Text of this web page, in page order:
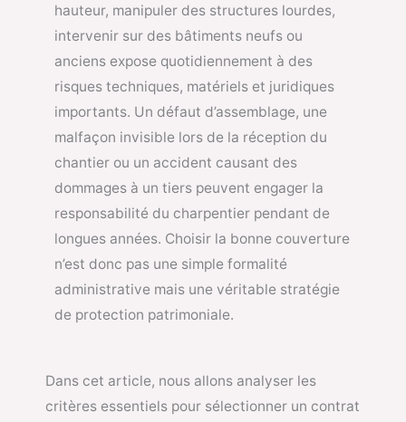
hauteur, manipuler des structures lourdes,
intervenir sur des bâtiments neufs ou
anciens expose quotidiennement à des
risques techniques, matériels et juridiques
importants. Un défaut d’assemblage, une
malfaçon invisible lors de la réception du
chantier ou un accident causant des
dommages à un tiers peuvent engager la
responsabilité du charpentier pendant de
longues années. Choisir la bonne couverture
n’est donc pas une simple formalité
administrative mais une véritable stratégie
de protection patrimoniale.
Dans cet article, nous allons analyser les
critères essentiels pour sélectionner un contrat